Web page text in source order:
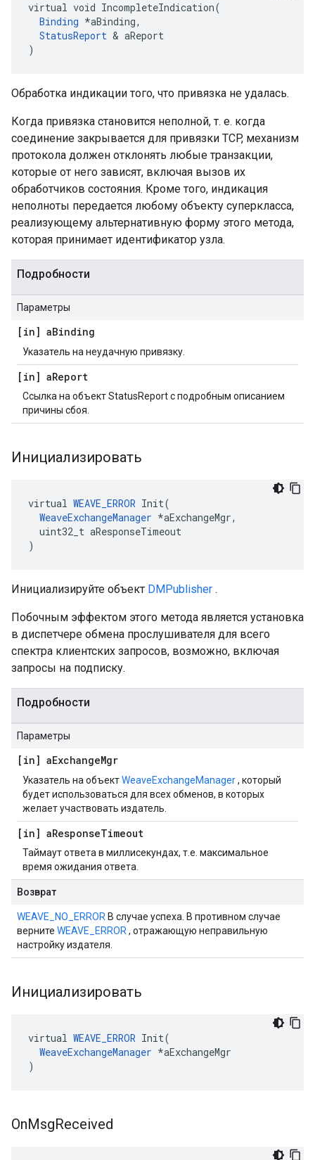
virtual void IncompleteIndication(
Binding *aBinding,
StatusReport & aReport
)
Обработка индикации того, что привязка не удалась.
Когда привязка становится неполной, т. е. когда
соединение закрывается для привязки TCP, механизм
протокола должен отклонять любые транзакции,
которые от него зависят, включая вызов их
обработчиков состояния. Кроме того, индикация
неполноты передается любому объекту суперкласса,
реализующему альтернативную форму этого метода,
которая принимает идентификатор узла.
Подробности
Параметры
[in] aBinding
Указатель на неудачную привязку.
[in] aReport
Ссылка на объект StatusReport с подробным описанием
причины сбоя.
Инициализировать
virtual WEAVE_ERROR Init(
WeaveExchangeManager *aExchangeMgr,
  uint32_t aResponseTimeout
)
Инициализируйте объект DMPublisher .
Побочным эффектом этого метода является установка
в диспетчере обмена прослушивателя для всего
спектра клиентских запросов, возможно, включая
запросы на подписку.
Подробности
Параметры
[in] aExchangeMgr
Указатель на объектWeaveExchangeManager, который
будет использоваться для всех обменов, в которых
желает участвовать издатель.
[in] aResponseTimeout
Таймаут ответа в миллисекундах, т.е. максимальное
время ожидания ответа.
Возврат
WEAVE_NO_ERROR В случае успеха. В противном случае
верните WEAVE_ERROR , отражающую неправильную
настройку издателя.
Инициализировать
virtual WEAVE_ERROR Init(
WeaveExchangeManager *aExchangeMgr
)
OnMsgReceived